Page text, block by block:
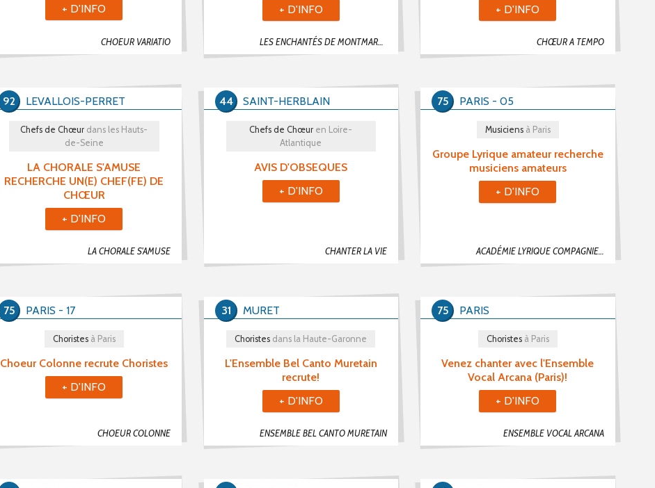
CHOEUR VARIATIO
+ D'INFO
LES ENCHANTÉS DE MONTMARTRE
+ D'INFO
CHŒUR A TEMPO
+ D'INFO
LA CHORALE S'AMUSE
RECHERCHE UN(E) CHEF(FE) DE
CHŒUR
LA CHORALE S'AMUSE
Chefs de Chœur dans les Hauts-
de-Seine
LEVALLOIS-PERRET
92
+ D'INFO
AVIS D'OBSEQUES
CHANTER LA VIE
Chefs de Chœur en Loire-
Atlantique
SAINT-HERBLAIN
44
+ D'INFO
Groupe Lyrique amateur recherche
musiciens amateurs
ACADÉMIE LYRIQUE COMPAGNIE DE PARIS
Musiciensà Paris
PARIS - 05
75
+ D'INFO
Choeur Colonne recrute Choristes
CHOEUR COLONNE
Choristesà Paris
PARIS - 17
75
+ D'INFO
L'Ensemble Bel Canto Muretain
recrute!
ENSEMBLE BEL CANTO MURETAIN
Choristes dans la Haute-Garonne
MURET
31
+ D'INFO
Venez chanter avec l'Ensemble
Vocal Arcana (Paris)!
ENSEMBLE VOCAL ARCANA
Choristesà Paris
PARIS
75
+ D'INFO